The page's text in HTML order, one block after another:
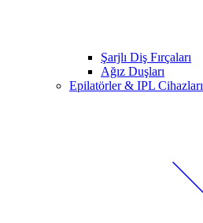
Şarjlı Diş Fırçaları
Ağız Duşları
Epilatörler & IPL Cihazları